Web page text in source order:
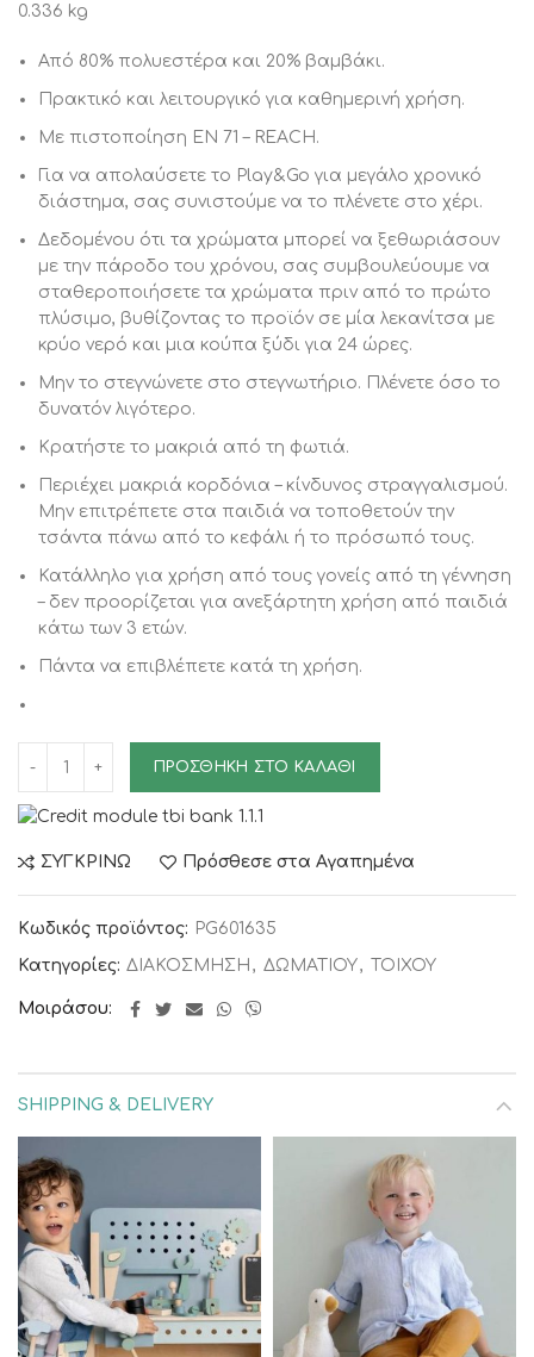
0.336 kg
Από 80% πολυεστέρα και 20% βαμβάκι.
Πρακτικό και λειτουργικό για καθημερινή χρήση.
Με πιστοποίηση EN 71 – REACH.
Για να απολαύσετε το Play&Go για μεγάλο χρονικό
διάστημα, σας συνιστούμε να το πλένετε στο χέρι.
Δεδομένου ότι τα χρώματα μπορεί να ξεθωριάσουν
με την πάροδο του χρόνου, σας συμβουλεύουμε να
σταθεροποιήσετε τα χρώματα πριν από το πρώτο
πλύσιμο, βυθίζοντας το προϊόν σε μία λεκανίτσα με
κρύο νερό και μια κούπα ξύδι για 24 ώρες.
Μην το στεγνώνετε στο στεγνωτήριο. Πλένετε όσο το
δυνατόν λιγότερο.
Κρατήστε το μακριά από τη φωτιά.
Περιέχει μακριά κορδόνια – κίνδυνος στραγγαλισμού.
Μην επιτρέπετε στα παιδιά να τοποθετούν την
τσάντα πάνω από το κεφάλι ή το πρόσωπό τους.
Κατάλληλο για χρήση από τους γονείς από τη γέννηση
– δεν προορίζεται για ανεξάρτητη χρήση από παιδιά
κάτω των 3 ετών.
Πάντα να επιβλέπετε κατά τη χρήση.
ΠΡΟΣΘΉΚΗ ΣΤΟ ΚΑΛΆΘΙ
ΣΥΓΚΡΙΝΩ Πρόσθεσε στα Αγαπημένα
Κωδικός προϊόντος: PG601635
Κατηγορίες: ΔΙΑΚΟΣΜΗΣΗ , ΔΩΜΑΤΙΟΥ, ΤΟΙΧΟΥ
Μοιράσου
SHIPPING & DELIVERY